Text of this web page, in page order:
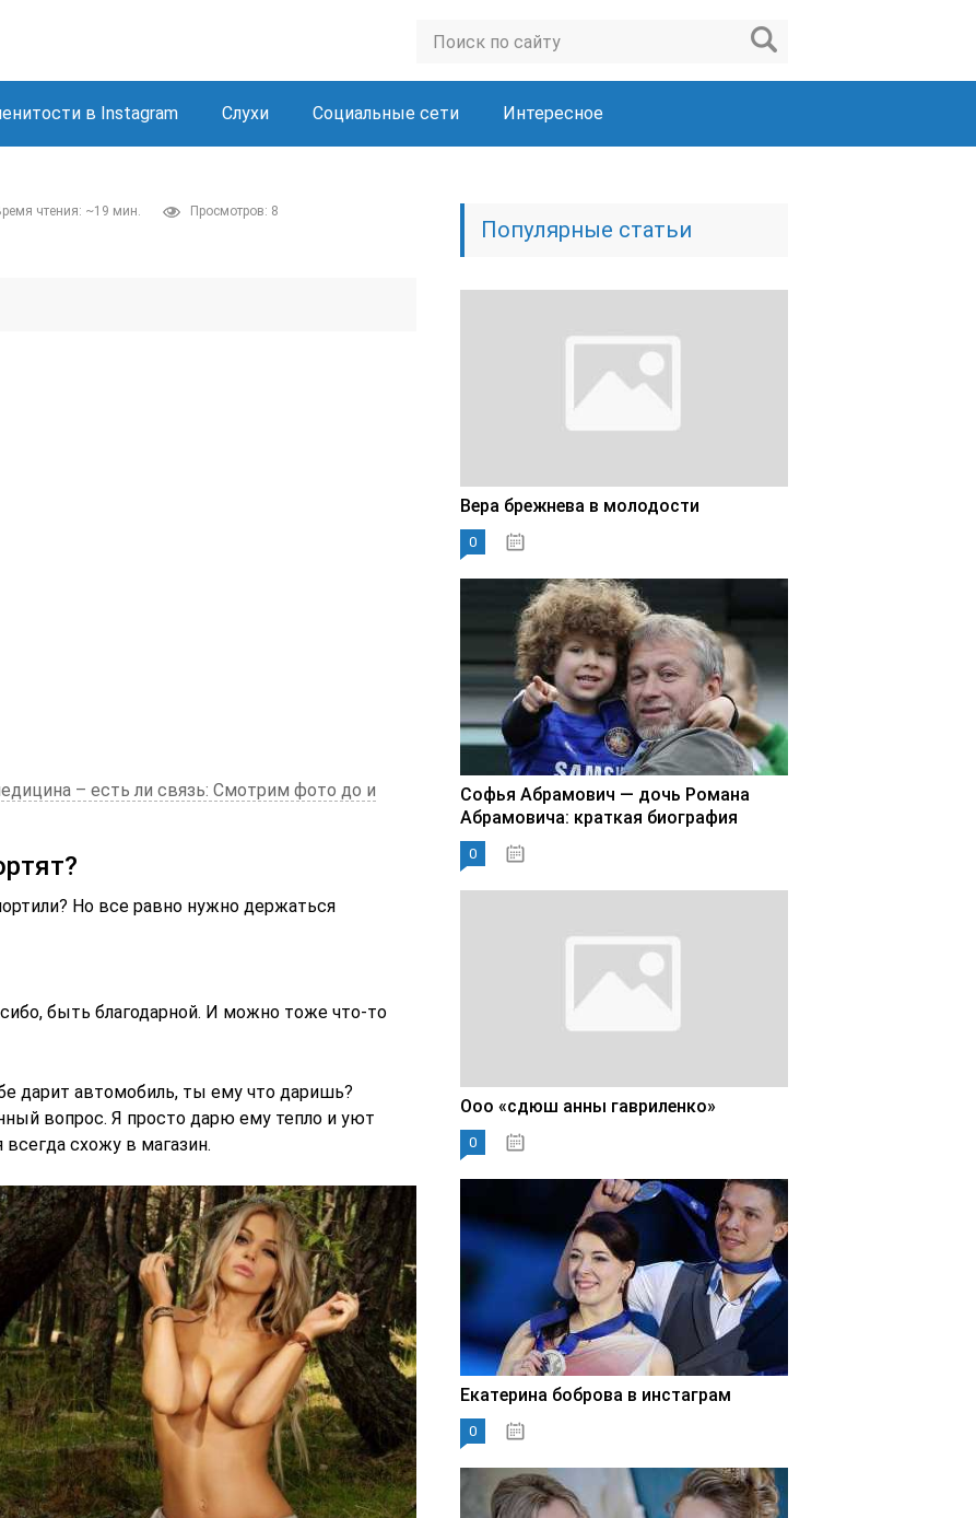
в Instagram Слухи Социальные сети Интересное
чтения: ~19 мин. Просмотров: 8
– есть ли связь: Смотрим фото до и
Но все равно нужно держаться
быть благодарной. И можно тоже что-то
дарит автомобиль, ты ему что даришь?
вопрос. Я просто дарю ему тепло и уют
схожу в магазин.
Популярные статьи
Вера брежнева в молодости
0
Софья Абрамович — дочь Романа
Абрамовича: краткая биография
0
Ооо «сдюш анны гавриленко»
0
Екатерина боброва в инстаграм
0